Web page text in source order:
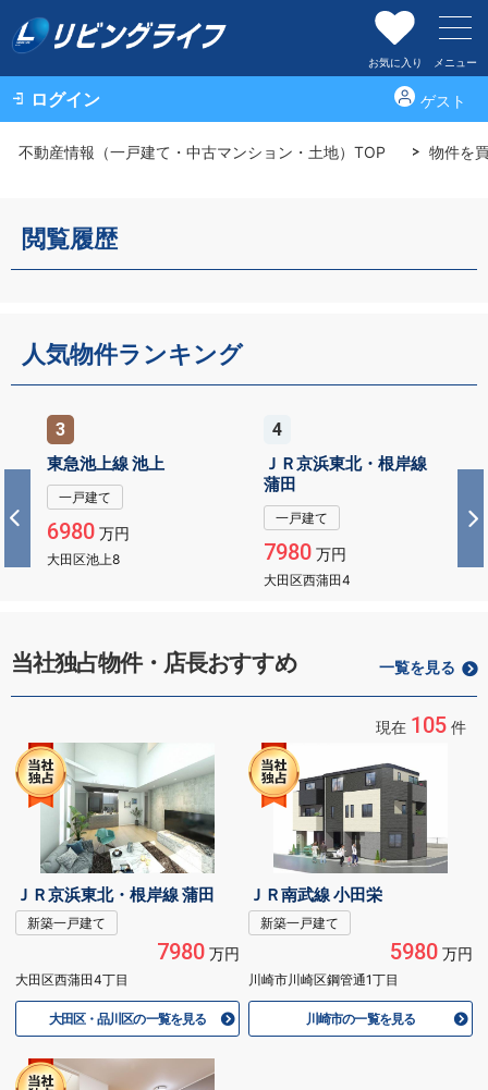
お気に入り メニュー
ログイン ゲスト
不動産情報（一戸建て・中古マンション・土地）TOP 物件を
閲覧履歴
人気物件ランキング
3
東急池上線 池上
一戸建て
6980万円
大田区池上8
4
ＪＲ京浜東北・根岸線
蒲田
一戸建て
7980万円
大田区西蒲田4
当社独占物件・店長おすすめ 一覧を見る
現在 105 件
ＪＲ京浜東北・根岸線 蒲田
新築一戸建て
7980万円
大田区西蒲田4丁目
大田区・品川区の一覧を見る
ＪＲ南武線 小田栄
新築一戸建て
5980万円
川崎市川崎区鋼管通1丁目
川崎市の一覧を見る